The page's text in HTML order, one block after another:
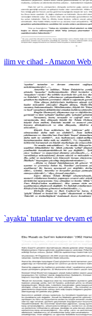
ilim ve cihad - Amazon Web
`ayakta` tutanlar ve devam